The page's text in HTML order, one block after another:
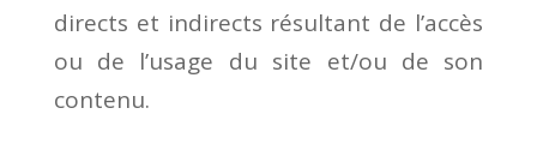
directs et indirects résultant de l’accès
ou de l’usage du site et/ou de son
contenu.